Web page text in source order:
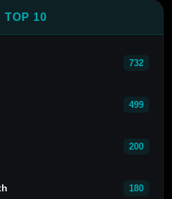
TOP 10
732
499
200
180